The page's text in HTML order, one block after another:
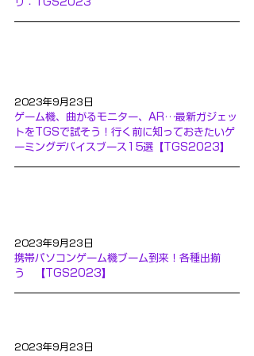
リ：TGS2023
2023年9月23日
ゲーム機、曲がるモニター、AR…最新ガジェッ
トをTGSで試そう！行く前に知っておきたいゲ
ーミングデバイスブース15選【TGS2023】
2023年9月23日
携帯パソコンゲーム機ブーム到来！各種出揃
う　【TGS2023】
2023年9月23日